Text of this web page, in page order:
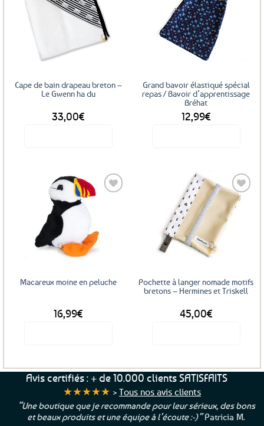
variations.
options
peuvent
sur
Ajouter
aux
favoris
Cape de bain drapeau breton –
Le Gwenn ha du
33,00€
Grand bavoir élastiqué spécial
repas / Bavoir d’apprentissage
Bréhat
12,99€
favoris
Macareux moine en peluche
16,99€
Ajouter
Pochette à langer nomade motifs
bretons – Hermines et Triskell
45,00€
Avis certifiés : + de 10.000 clients SATISFAITS
★★★★★ > Tous nos avis clients
“Une boutique que je recommande pour leur sérieux, des bons
et beaux produits et une équipe à l’écoute :-)”Patricia M.